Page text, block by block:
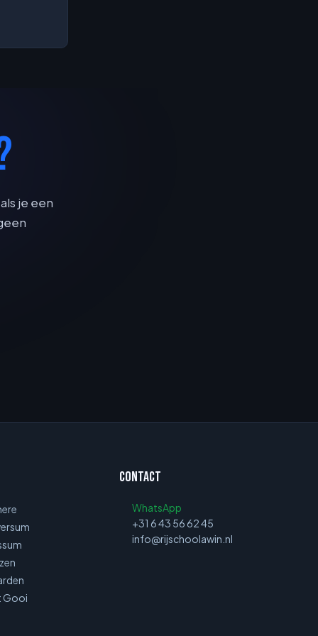
je een
Gooi
Contact
WhatsApp
+31 6 43 56 62 45
info@rijschoolawin.nl